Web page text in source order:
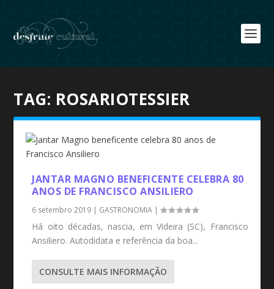
TAG: ROSARIOTESSIER
JANTAR MAGNO BENEFICENTE CELEBRA 80
ANOS DE FRANCISCO ANSILIERO
6 setembro 2019 | GASTRONOMIA |
Há oito décadas, nascia, em Videira (SC), Francisco
Ansiliero. Autodidata e referência da boa...
CONSULTE MAIS INFORMAÇÃO